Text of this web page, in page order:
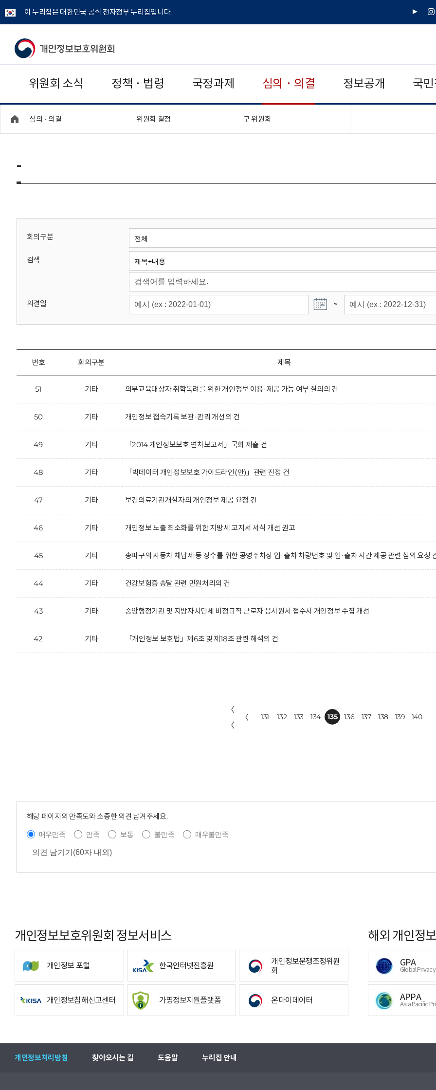
이 누리집은 대한민국 공식 전자정부 누리집입니다.
유
인
개
보
보
위
회
위원회 소식 정책 · 법령 국정과제 심의 · 의결 정보공개 국
심의 · 의결 위원회 결정 구 위원회
-
회의구분
검색
의결일 ~
번호 회의구분 제목
51 기타 의무교육대상자 취학독려를 위한 개인정보 이용·제공 가능 여부 질의의 건
50 기타 개인정보 접속기록 보관·관리 개선의 건
49 기타 「2014 개인정보보호 연차보고서」국회 제출 건
48 기타 「빅데이터 개인정보보호 가이드라인(안)」관련 진정 건
47 기타 보건의료기관개설자의 개인정보 제공 요청 건
46 기타 개인정보 노출 최소화를 위한 지방세 고지서 서식 개선 권고
45 기타 송파구의 자동차 체납세 등 징수를 위한 공영주차장 입·출차 차량번호 및 입·출차 시간 제공 관련 심의 요청
44 기타 건강보험증 송달 관련 민원처리의 건
43 기타 중앙행정기관 및 지방자치단체 비정규직 근로자 응시원서 접수시 개인정보 수집 개선
42 기타 「개인정보 보호법」제6조 및 제18조 관련 해석의 건
〈
〈
〈 131 132 133 134 135 136 137 138 139 140
해당 페이지의 만족도와 소중한 의견 남겨주세요.
매우만족
만족 보통 불만족 매우불만족
개인정보보호위원회 정보서비스
개인정보 포털 한국인터넷진흥원
개인정보분쟁조정위원
회
개인정보침해신고센터 가명정보지원플랫폼 온마이데이터
해외 개인정
GPA
Global
APPA
Asia Pacific
개인정보처리방침 찾아오시는 길 도움말 누리집 안내